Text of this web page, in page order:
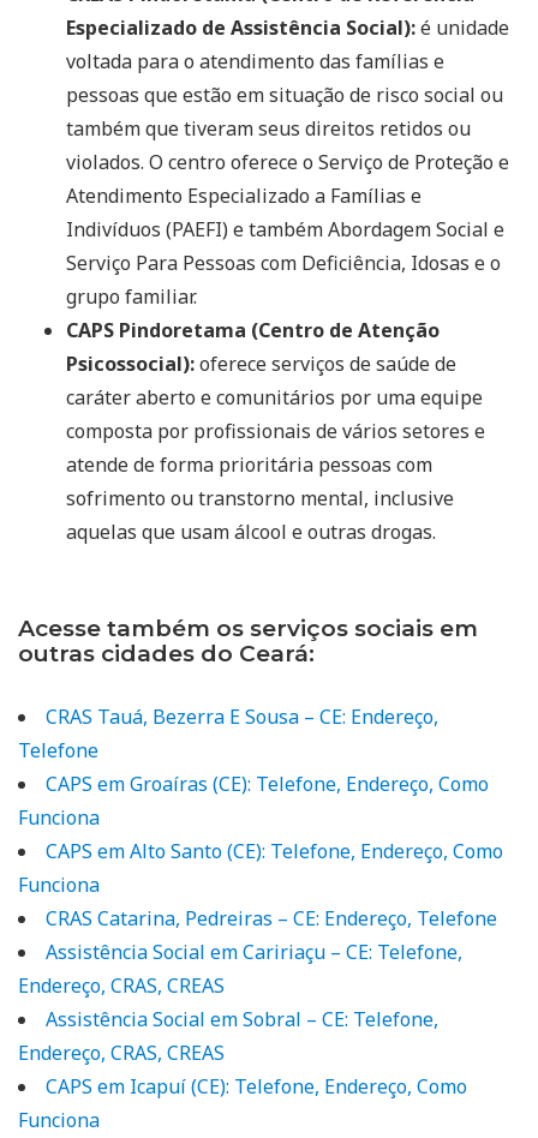
Especializado de Assistência Social):é unidade
voltada para o atendimento das famílias e
pessoas que estão em situação de risco social ou
também que tiveram seus direitos retidos ou
violados. O centro oferece o Serviço de Proteção e
Atendimento Especializado a Famílias e
Indivíduos (PAEFI) e também Abordagem Social e
Serviço Para Pessoas com Deficiência, Idosas e o
grupo familiar.
CAPS Pindoretama (Centro de Atenção
Psicossocial):oferece serviços de saúde de
caráter aberto e comunitários por uma equipe
composta por profissionais de vários setores e
atende de forma prioritária pessoas com
sofrimento ou transtorno mental, inclusive
aquelas que usam álcool e outras drogas.
Acesse também os serviços sociais em
outras cidades do Ceará:
CRAS Tauá, Bezerra E Sousa – CE: Endereço,
Telefone
CAPS em Groaíras (CE): Telefone, Endereço, Como
Funciona
CAPS em Alto Santo (CE): Telefone, Endereço, Como
Funciona
CRAS Catarina, Pedreiras – CE: Endereço, Telefone
Assistência Social em Caririaçu – CE: Telefone,
Endereço, CRAS, CREAS
Assistência Social em Sobral – CE: Telefone,
Endereço, CRAS, CREAS
CAPS em Icapuí (CE): Telefone, Endereço, Como
Funciona